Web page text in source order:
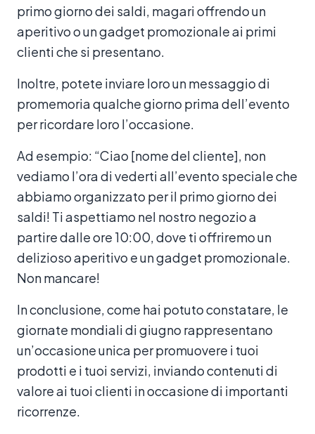
primo giorno dei saldi, magari offrendo un
aperitivo o un gadget promozionale ai primi
clienti che si presentano.
Inoltre, potete inviare loro un messaggio di
promemoria qualche giorno prima dell’evento
per ricordare loro l’occasione.
Ad esempio: “Ciao [nome del cliente], non
vediamo l’ora di vederti all’evento speciale che
abbiamo organizzato per il primo giorno dei
saldi! Ti aspettiamo nel nostro negozio a
partire dalle ore 10:00, dove ti offriremo un
delizioso aperitivo e un gadget promozionale.
Non mancare!
In conclusione, come hai potuto constatare, le
giornate mondiali di giugno rappresentano
un’occasione unica per promuovere i tuoi
prodotti e i tuoi servizi, inviando contenuti di
valore ai tuoi clienti in occasione di importanti
ricorrenze.